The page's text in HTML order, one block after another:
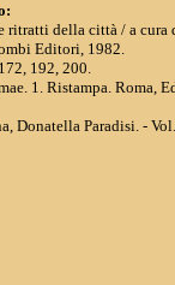
della città / a
Editori, 1982.
192, 200.
1. Ristampa. Roma,
Donatella Paradisi. -